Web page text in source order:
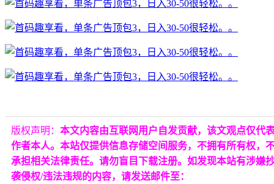
版权声明： 本文内容由互联网用户自发贡献，该文观点仅代
作者本人。本站仅提供信息存储空间服务，不拥有所有权，
承担相关法律责任。请勿盲目下载注册。如发现本站有涉嫌
袭侵权/违法违规的内容，请发送邮件至：